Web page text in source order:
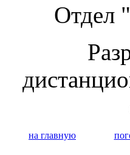
Отдел
на главную